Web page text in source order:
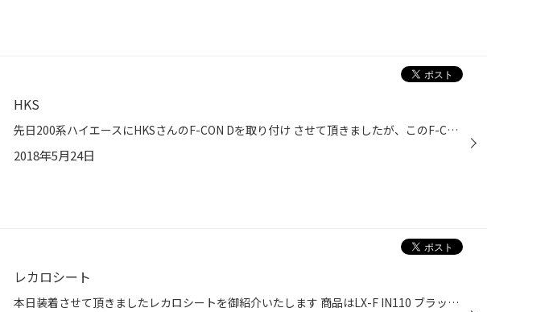
HKS
先日200系ハイエースにHKSさんのF-CON Dを取り付け させて頂きましたが、このF-CON D凄いです！パワーがモリモリです！！ カタログでのスペックですが馬力が約30馬力強アップする商品です！！ 取り付けはコンピューターからの配線方法と専用カプラーの取り付け方法があります 今回は専用カプラーを...
2018年5月24日
レカロシート
本日装着させて頂きましたレカロシートを御紹介いたします 商品はLX-F IN110 ブラック／シルバー 自分ホワイトとグレーは見た事がありましたがブラックは初めてでした 質感やカラーは流石レカロさんですね！ U様いつも有難う御座います 長距離ドライブの感想また御来店の際に御聞かせ下さい